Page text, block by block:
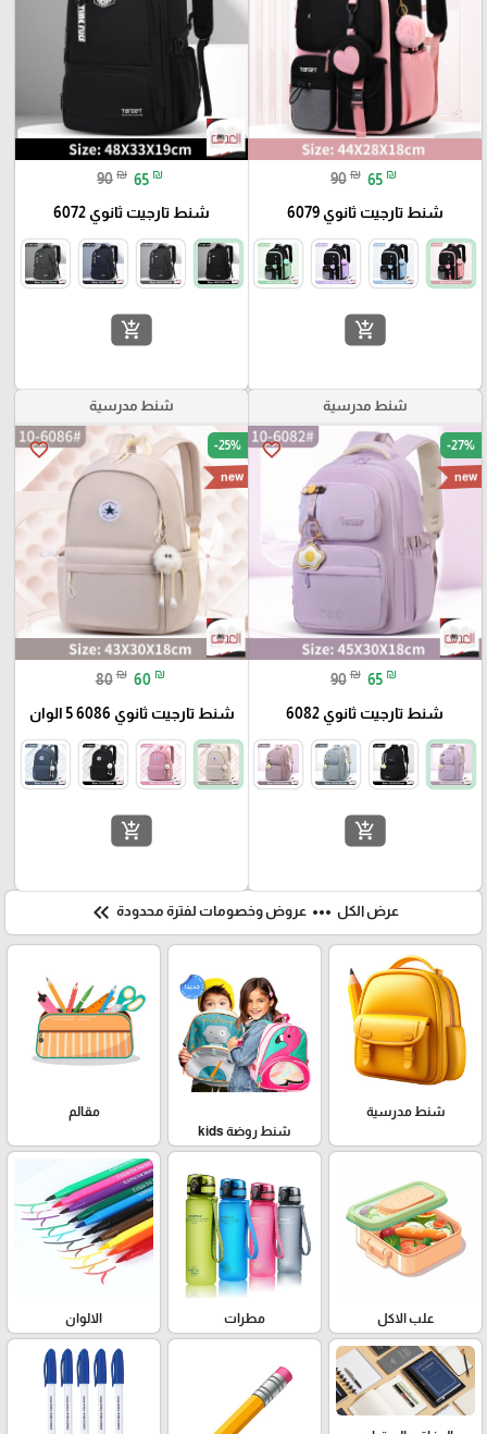
90 ₪ 65 ₪
شنط تارجيت ثانوي 6079
add_shopping_cart
90 ₪ 65 ₪
شنط تارجيت ثانوي 6072
add_shopping_cart
شنط مدرسية
favorite_border -27%
new
90 ₪ 65 ₪
شنط تارجيت ثانوي 6082
add_shopping_cart
شنط مدرسية
favorite_border -25%
new
80 ₪ 60 ₪
شنط تارجيت ثانوي 6086 5 الوان
add_shopping_cart
عرض الكل more_horiz عروض وخصومات لفترة محدودة keyboard_double_arrow_left
شنط مدرسية
شنط روضة kids
مقالم
علب الاكل مطرات الالوان